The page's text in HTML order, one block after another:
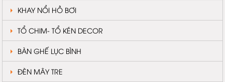
KHAY NỔI HỒ BƠI
TỔ CHIM- TỔ KÉN DECOR
BÀN GHẾ LỤC BÌNH
ĐÈN MÂY TRE